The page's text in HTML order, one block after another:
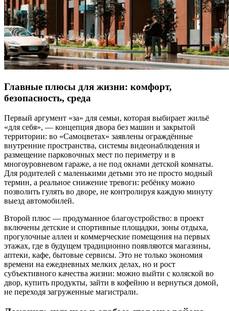
Главные плюсы для жизни: комфорт,
безопасность, среда
Первый аргумент «за» для семьи, которая выбирает жильё
«для себя», — концепция двора без машин и закрытой
территории: во «Самоцветах» заявлены ограждённые
внутренние пространства, системы видеонаблюдения и
размещение парковочных мест по периметру и в
многоуровневом гараже, а не под окнами детской комнаты.
Для родителей с маленькими детьми это не просто модный
термин, а реальное снижение тревоги: ребёнку можно
позволить гулять во дворе, не контролируя каждую минуту
выезд автомобилей.
Второй плюс — продуманное благоустройство: в проект
включены детские и спортивные площадки, зоны отдыха,
прогулочные аллеи и коммерческие помещения на первых
этажах, где в будущем традиционно появляются магазины,
аптеки, кафе, бытовые сервисы. Это не только экономия
времени на ежедневных мелких делах, но и рост
субъективного качества жизни: можно выйти с коляской во
двор, купить продукты, зайти в кофейню и вернуться домой,
не переходя загруженные магистрали.